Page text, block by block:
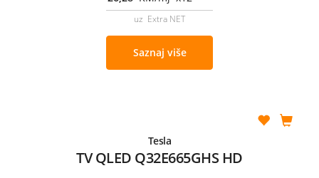
uz Extra NET
Saznaj više
Tesla
TV QLED Q32E665GHS HD